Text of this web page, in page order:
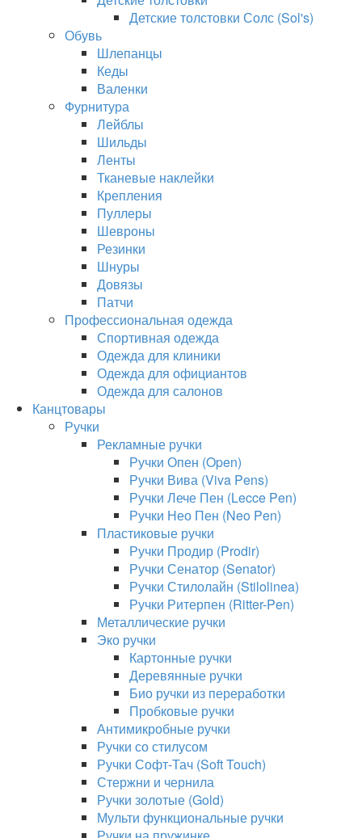
Детские толстовки Солс (Sol's)
Обувь
Шлепанцы
Кеды
Валенки
Фурнитура
Лейблы
Шильды
Ленты
Тканевые наклейки
Крепления
Пуллеры
Шевроны
Резинки
Шнуры
Довязы
Патчи
Профессиональная одежда
Спортивная одежда
Одежда для клиники
Одежда для официантов
Одежда для салонов
Канцтовары
Ручки
Рекламные ручки
Ручки Опен (Open)
Ручки Вива (Viva Pens)
Ручки Лече Пен (Lecce Pen)
Ручки Нео Пен (Neo Pen)
Пластиковые ручки
Ручки Продир (Prodir)
Ручки Сенатор (Senator)
Ручки Стилолайн (Stilolinea)
Ручки Ритерпен (Ritter-Pen)
Металлические ручки
Эко ручки
Картонные ручки
Деревянные ручки
Био ручки из переработки
Пробковые ручки
Антимикробные ручки
Ручки со стилусом
Ручки Софт-Тач (Soft Touch)
Стержни и чернила
Ручки золотые (Gold)
Мульти функциональные ручки